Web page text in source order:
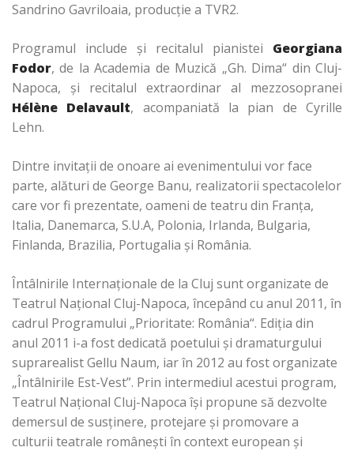
Sandrino Gavriloaia, producţie a TVR2.
Programul include şi recitalul pianistei Georgiana
Fodor, de la Academia de Muzică „Gh. Dima“ din Cluj-
Napoca, şi recitalul extraordinar al mezzosopranei
Hélène Delavault, acompaniată la pian de Cyrille
Lehn.
Dintre invitaţii de onoare ai evenimentului vor face
parte, alături de George Banu, realizatorii spectacolelor
care vor fi prezentate, oameni de teatru din Franţa,
Italia, Danemarca, S.U.A, Polonia, Irlanda, Bulgaria,
Finlanda, Brazilia, Portugalia şi România.
Întâlnirile Internaționale de la Cluj sunt organizate de
Teatrul Naţional Cluj-Napoca, începând cu anul 2011, în
cadrul Programului „Prioritate: România“. Ediţia din
anul 2011 i-a fost dedicată poetului şi dramaturgului
suprarealist Gellu Naum, iar în 2012 au fost organizate
„Întâlnirile Est-Vest”. Prin intermediul acestui program,
Teatrul Naţional Cluj-Napoca îşi propune să dezvolte
demersul de susţinere, protejare şi promovare a
culturii teatrale româneşti în context european şi